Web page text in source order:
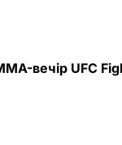
вечір UFC